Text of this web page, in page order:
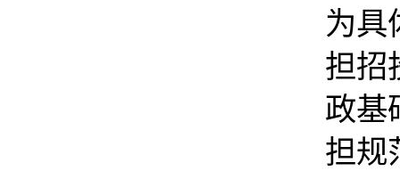
为具
担招
政基
担规